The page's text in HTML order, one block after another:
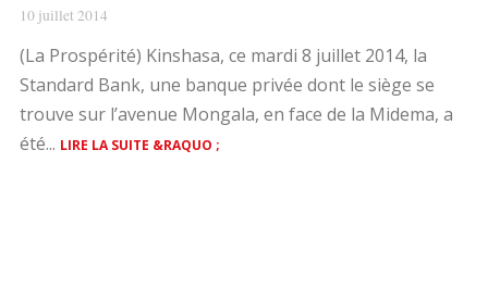
10 juillet 2014
(La Prospérité) Kinshasa, ce mardi 8 juillet 2014, la
Standard Bank, une banque privée dont le siège se
trouve sur l’avenue Mongala, en face de la Midema, a
été... LIRE LA SUITE &RAQUO ;